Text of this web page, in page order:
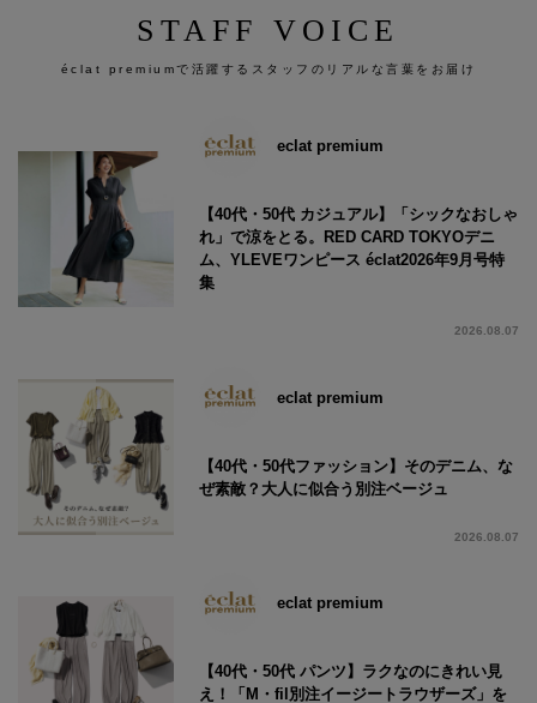
STAFF VOICE
éclat premiumで活躍するスタッフのリアルな言葉をお届け
eclat premium
【40代・50代 カジュアル】「シックなおしゃ
れ」で涼をとる。RED CARD TOKYOデニ
ム、YLEVEワンピース éclat2026年9月号特
集
2026.08.07
eclat premium
【40代・50代ファッション】そのデニム、な
ぜ素敵？大人に似合う別注ベージュ
2026.08.07
eclat premium
【40代・50代 パンツ】ラクなのにきれい見
え！「M・fil別注イージートラウザーズ」を